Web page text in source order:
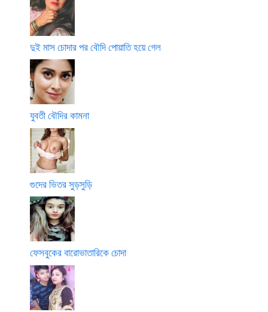
দুই মাস চোদার পর বৌদি পোয়াতি হয়ে গেল
যুবতী বৌদির কামনা
গুদের ভিতর সুড়সুড়ি
ফেসবুকের বারোভাতারিকে চোদা